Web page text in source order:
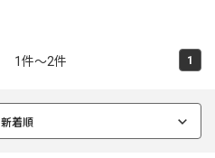
1件～2件 1
新着順
選